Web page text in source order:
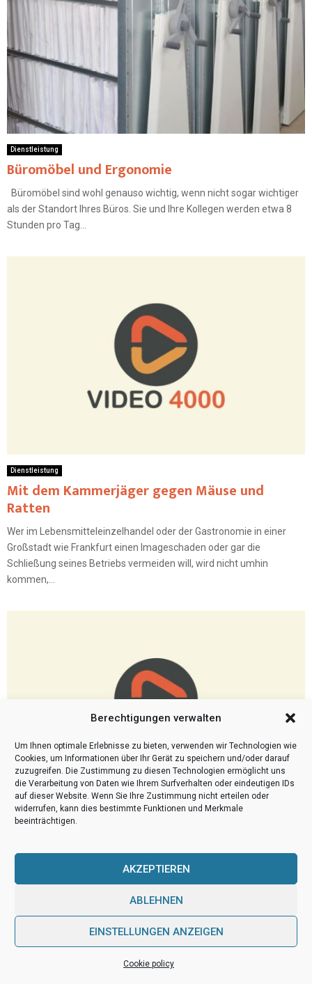
Berechtigungen verwalten
Um Ihnen optimale Erlebnisse zu bieten, verwenden wir Technologien wie
Cookies, um Informationen über Ihr Gerät zu speichern und/oder darauf
zuzugreifen. Die Zustimmung zu diesen Technologien ermöglicht uns
die Verarbeitung von Daten wie Ihrem Surfverhalten oder eindeutigen IDs
auf dieser Website. Wenn Sie Ihre Zustimmung nicht erteilen oder
widerrufen, kann dies bestimmte Funktionen und Merkmale
beeinträchtigen.
AKZEPTIEREN
ABLEHNEN
EINSTELLUNGEN ANZEIGEN
Cookie policy
Dienstleistung
Büromöbel und Ergonomie
Büromöbel sind wohl genauso wichtig, wenn nicht sogar wichtiger
als der Standort Ihres Büros. Sie und Ihre Kollegen werden etwa 8
Stunden pro Tag...
Dienstleistung
Mit dem Kammerjäger gegen Mäuse und
Ratten
Wer im Lebensmitteleinzelhandel oder der Gastronomie in einer
Großstadt wie Frankfurt einen Imageschaden oder gar die
Schließung seines Betriebs vermeiden will, wird nicht umhin
kommen,...
Dienstleistung
Schädlingsbekämpfung
Es kann sehr leicht zu einem Schädlingsbefall in den eigenen vier
Wänden kommen. Wer sich bisher noch nie wirklich Gedanken um
die Vermeidung von Schädlingsbefällen...